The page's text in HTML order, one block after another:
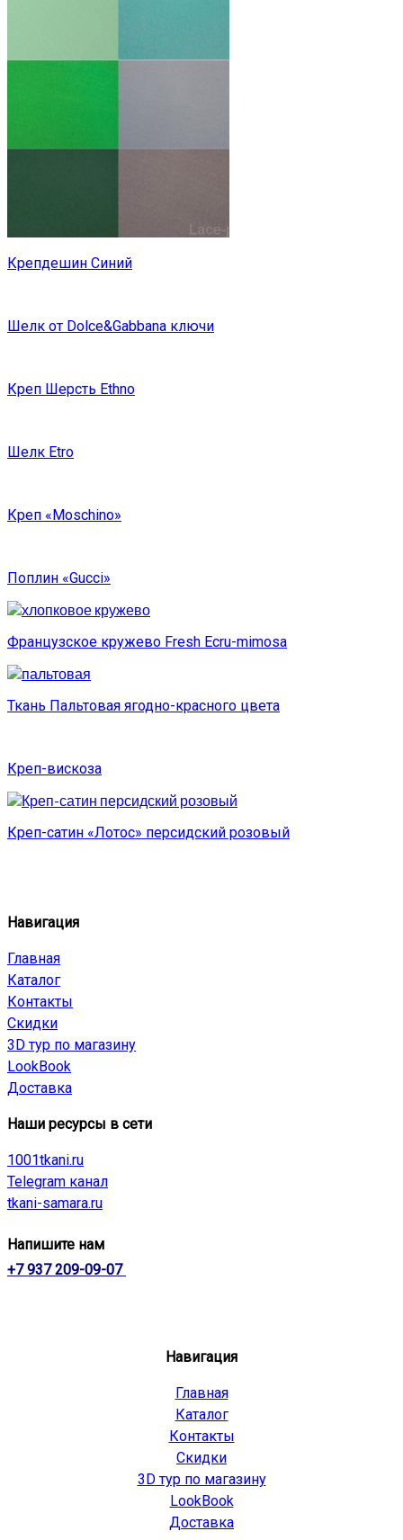
Крепдешин Синий
Шелк от Dolce&Gabbana ключи
Креп Шерсть Ethno
Шелк Etro
Креп «Moschino»
Поплин «Gucci»
Французское кружево Fresh Ecru-mimosa
Ткань Пальтовая ягодно-красного цвета
Креп-вискоза
Креп-сатин «Лотос» персидский розовый
Навигация
Главная
Каталог
Контакты
Скидки
3D тур по магазину
LookBook
Доставка
Наши ресурсы в сети
1001tkani.ru
Telegram канал
tkani-samara.ru
Напишите нам
+7 937 209-09-07
Навигация
Главная
Каталог
Контакты
Скидки
3D тур по магазину
LookBook
Доставка